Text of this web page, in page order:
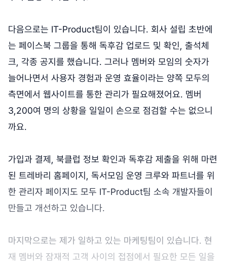
다음으로는 IT-Product팀이 있습니다. 회사 설립 초반에
는 페이스북 그룹을 통해 독후감 업로드 및 확인, 출석체
크, 각종 공지를 했습니다. 그러나 멤버와 모임의 숫자가
늘어나면서 사용자 경험과 운영 효율이라는 양쪽 모두의
측면에서 웹사이트를 통한 관리가 필요해졌어요. 멤버
3,200여 명의 상황을 일일이 손으로 점검할 수는 없으니
까요.
가입과 결제, 북클럽 정보 확인과 독후감 제출을 위해 마련
된 트레바리 홈페이지, 독서모임 운영 크루와 파트너를 위
한 관리자 페이지도 모두 IT-Product팀 소속 개발자들이
만들고 개선하고 있습니다.
마지막으로는 제가 일하고 있는 마케팅팀이 있습니다. 현
재 멤버와 잠재적 고객 사이의 접점에서 필요한 모든 일을